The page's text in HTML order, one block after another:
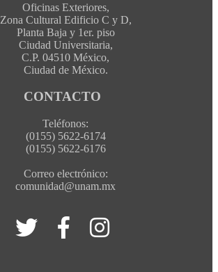
Oficinas Exteriores,
Zona Cultural Edificio C y D,
Planta Baja y 1er. piso
Ciudad Universitaria,
C.P. 04510 México,
Ciudad de México.
CONTACTO
Teléfonos:
(0155) 5622-6174
(0155) 5622-6176
Correo electrónico:
comunidad@unam.mx